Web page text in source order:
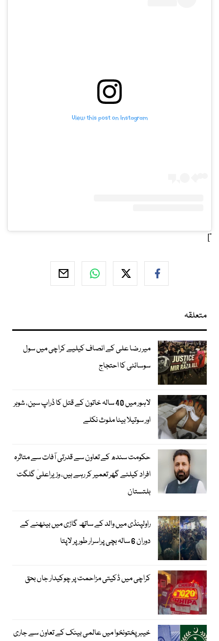
View this post on Instagram
"]
متعلقہ
میر رضا علی کے انصاف کیلیے کراچی میں سول
سوسائٹی کا احتجاج
لاہور میں 40 سالہ خاتون کے قتل کا ڈراپ سین، شوہر
اور سوتیلا بیٹا ملوث نکلے
حکومت سندھ کے تعاون سے قدرتی آفات سے متاثرہ
افراد کیلئے گھر تعمیر کر رہے ہیں، وزیراعلیٰ گلگت
بلتستان
راولپنڈی میں والد کے ساتھ گاڑی میں بیٹھنے کے
دوران 6 سالہ بچی پراسرار طور پر لاپتا
کراچی میں ڈکیتی مزاحمت پر چوکیدار جاں بحق
خیبرپختونخوا میں عالمی بینک کے تعاون سے جاری